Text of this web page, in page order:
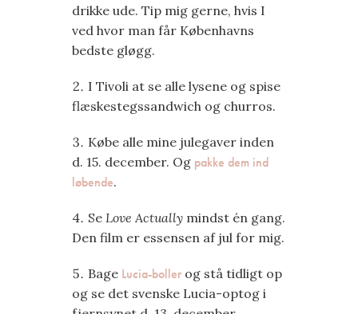
drikke ude. Tip mig gerne, hvis I
ved hvor man får Københavns
bedste gløgg.
I Tivoli at se alle lysene og spise
flæskestegssandwich og churros.
Købe alle mine julegaver inden
d. 15. december. Og pakke dem ind
løbende.
Se Love Actuallymindst én gang.
Den film er essensen af jul for mig.
Bage Lucia-bollerog stå tidligt op
og se det svenske Lucia-optog i